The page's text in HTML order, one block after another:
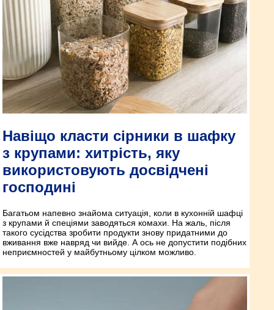
Навіщо класти сірники в шафку
з крупами: хитрість, яку
використовують досвідчені
господині
Багатьом напевно знайома ситуація, коли в кухонній шафці
з крупами й спеціями заводяться комахи. На жаль, після
такого сусідства зробити продукти знову придатними до
вживання вже навряд чи вийде. А ось не допустити подібних
неприємностей у майбутньому цілком можливо.